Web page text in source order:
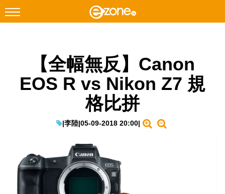
Facebook Instagram
科技焦點
EduTech
IT Times
【全幅無反】Canon
EOS R vs Nikon Z7 規
格比拼
|李陸|05-09-2018 20:00|